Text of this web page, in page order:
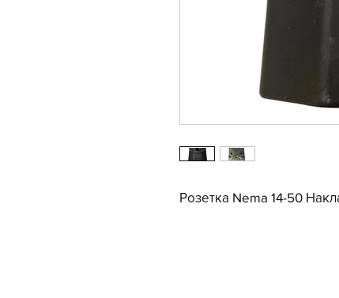
Розетка Nema 14-50